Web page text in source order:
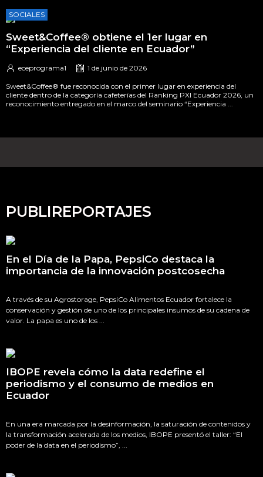
SOCIALES
Sweet&Coffee® obtiene el 1er lugar en
“Experiencia del cliente en Ecuador”
eceprograma1 1 de junio de 2026
Sweet&Coffee® fue reconocida con el primer lugar en experiencia del
cliente dentro de la categoría cafeterías del Ranking PXI Ecuador 2026, un
reconocimiento entregado en el marco del seminario “Experiencia ...
PUBLIREPORTAJES
En el Día de la Papa, PepsiCo destaca la
importancia de la innovación postcosecha
A través de su Agrostorage, PepsiCo Alimentos Ecuador fortalece la
conservación y gestión de uno de los principales insumos de su cadena de
valor. La papa es uno de los ...
IBOPE revela cómo la data redefine el
periodismo y el consumo de medios en
Ecuador
En una era marcada por la desinformación, la saturación de contenidos y
la transformación acelerada de los medios, IBOPE presentó el taller: “El
poder de la data en el periodismo”, ...